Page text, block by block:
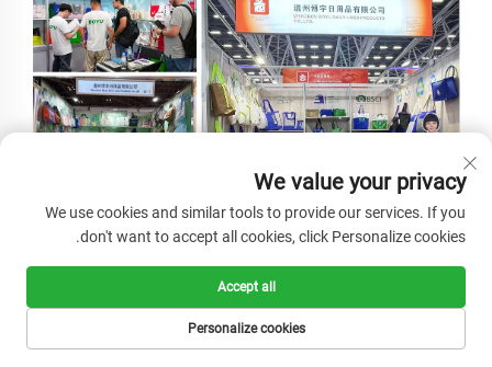
We value your privacy
We use cookies and similar tools to provide our services. If you
don't want to accept all cookies, click Personalize cookies.
Personalize cookies
Accept all